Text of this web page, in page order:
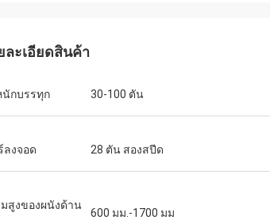
ละเอียดสินค้า
กบรรทุก 30-100 ตัน
ลงจอด 28 ตัน สองสปีด
สูงของผนังด้าน
600 มม.-1700 มม